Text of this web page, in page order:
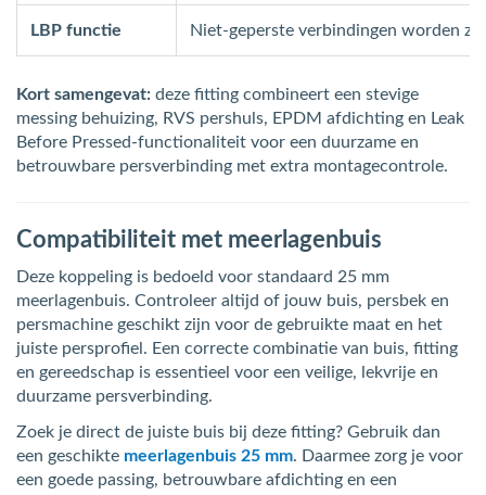
LBP functie Niet-geperste verbindingen worden
Kort samengevat: deze fitting combineert een stevige
messing behuizing, RVS pershuls, EPDM afdichting en Leak
Before Pressed-functionaliteit voor een duurzame en
betrouwbare persverbinding met extra montagecontrole.
Compatibiliteit met meerlagenbuis
Deze koppeling is bedoeld voor standaard 25 mm
meerlagenbuis. Controleer altijd of jouw buis, persbek en
persmachine geschikt zijn voor de gebruikte maat en het
juiste persprofiel. Een correcte combinatie van buis, fitting
en gereedschap is essentieel voor een veilige, lekvrije en
duurzame persverbinding.
Zoek je direct de juiste buis bij deze fitting? Gebruik dan
een geschikte meerlagenbuis 25 mm. Daarmee zorg je voor
een goede passing, betrouwbare afdichting en een